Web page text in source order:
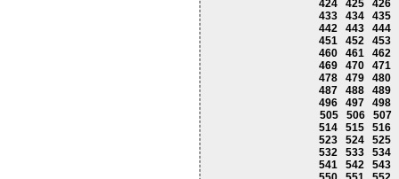
424
425
426
433
434
435
442
443
444
451
452
453
460
461
462
469
470
471
478
479
480
487
488
489
496
497
498
505
506
507
514
515
516
523
524
525
532
533
534
541
542
543